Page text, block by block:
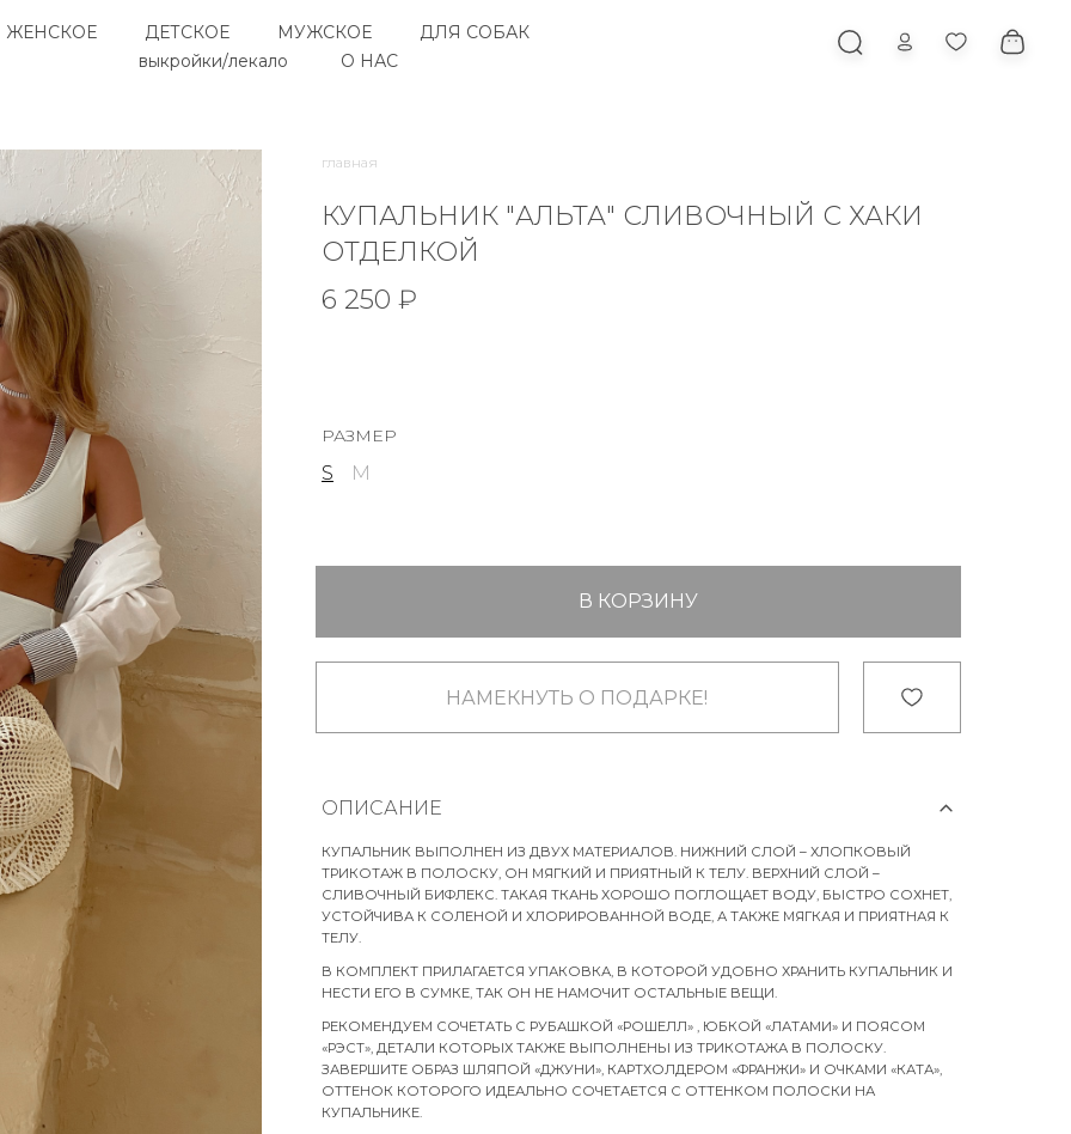
ЖЕНСКОЕ ДЕТСКОЕ МУЖСКОЕ
ДЛЯ СОБАК
выкройки/лекало
О НАС
главная
КУПАЛЬНИК "АЛЬТА" СЛИВОЧНЫЙ С ХАКИ
ОТДЕЛКОЙ
6 250 ₽
РАЗМЕР
S M
В КОРЗИНУ
НАМЕКНУТЬ О ПОДАРКЕ!
ОПИСАНИЕ
КУПАЛЬНИК ВЫПОЛНЕН ИЗ ДВУХ МАТЕРИАЛОВ. НИЖНИЙ СЛОЙ – ХЛОПКОВЫЙ
ТРИКОТАЖ В ПОЛОСКУ, ОН МЯГКИЙ И ПРИЯТНЫЙ К ТЕЛУ. ВЕРХНИЙ СЛОЙ –
СЛИВОЧНЫЙ БИФЛЕКС. ТАКАЯ ТКАНЬ ХОРОШО ПОГЛОЩАЕТ ВОДУ, БЫСТРО СОХНЕТ,
УСТОЙЧИВА К СОЛЕНОЙ И ХЛОРИРОВАННОЙ ВОДЕ, А ТАКЖЕ МЯГКАЯ И ПРИЯТНАЯ К
ТЕЛУ.
В КОМПЛЕКТ ПРИЛАГАЕТСЯ УПАКОВКА, В КОТОРОЙ УДОБНО ХРАНИТЬ КУПАЛЬНИК И
НЕСТИ ЕГО В СУМКЕ, ТАК ОН НЕ НАМОЧИТ ОСТАЛЬНЫЕ ВЕЩИ.
РЕКОМЕНДУЕМ СОЧЕТАТЬ С РУБАШКОЙ «РОШЕЛЛ» , ЮБКОЙ «ЛАТАМИ» И ПОЯСОМ
«РЭСТ», ДЕТАЛИ КОТОРЫХ ТАКЖЕ ВЫПОЛНЕНЫ ИЗ ТРИКОТАЖА В ПОЛОСКУ.
ЗАВЕРШИТЕ ОБРАЗ ШЛЯПОЙ «ДЖУНИ», КАРТХОЛДЕРОМ «ФРАНЖИ» И ОЧКАМИ «КАТА»,
ОТТЕНОК КОТОРОГО ИДЕАЛЬНО СОЧЕТАЕТСЯ С ОТТЕНКОМ ПОЛОСКИ НА
КУПАЛЬНИКЕ.